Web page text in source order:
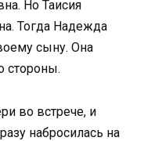
Но Таисия
Тогда Надежда
сыну. Она
стороны.
во встрече, и
набросилась на